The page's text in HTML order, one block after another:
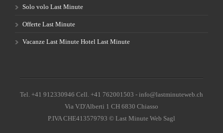
Solo volo Last Minute
Offerte Last Minute
Vacanze Last Minute Hotel Last Minute
Tel. +41 912330946 Cell. +41 762001503 - info@lastminuteweb.ch
Via V.D'Alberti 1 CH 6830 Chiasso
P.IVA CHE413579793 © Last Minute Web Sagl